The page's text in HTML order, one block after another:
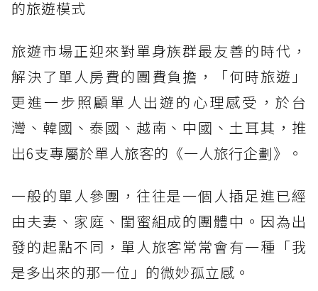
的旅遊模式
旅遊市場正迎來對單身族群最友善的時代，
解決了單人房費的團費負擔，「何時旅遊」
更進一步照顧單人出遊的心理感受，於台
灣、韓國、泰國、越南、中國、土耳其，推
出6支專屬於單人旅客的《一人旅行企劃》。
一般的單人參團，往往是一個人插足進已經
由夫妻、家庭、閨蜜組成的團體中。因為出
發的起點不同，單人旅客常常會有一種「我
是多出來的那一位」的微妙孤立感。